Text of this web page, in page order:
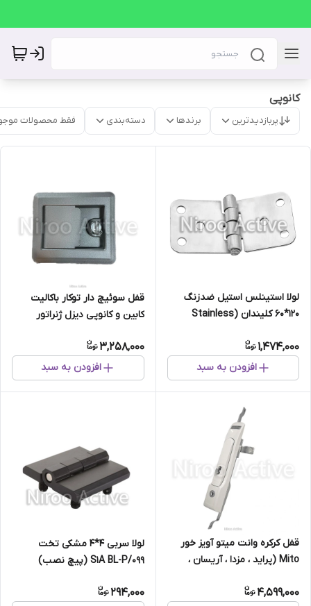
کانوپی
پربازدیدترین برندها دسته‌بندی فقط محصولات
لولا استینلس استیل ضدزنگ
۱۲۰*۶۰ کلیندان (Stainless
1,474,000
افزودن به سبد
قفل سوئیچ دار توکار باکالیت
کابین و کانوپی دیزل ژنراتور
3,258,000
افزودن به سبد
قفل کرکره وانت میتو آویز خور
Mito (پراید ، مزدا ، آریسان ،
4,599,000
لولا سربی ۴*۴ مشکی تخت
۰۹۹/S۱A BL-P (پیچ نصب)
294,000